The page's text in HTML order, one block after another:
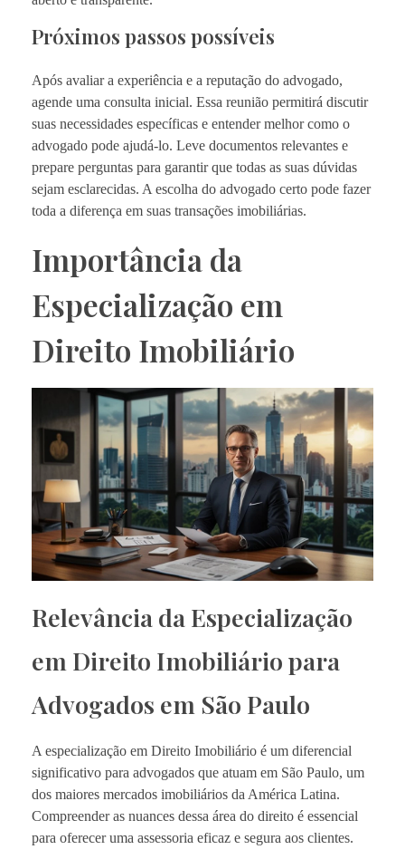
Próximos passos possíveis
Após avaliar a experiência e a reputação do advogado,
agende uma consulta inicial. Essa reunião permitirá discutir
suas necessidades específicas e entender melhor como o
advogado pode ajudá-lo. Leve documentos relevantes e
prepare perguntas para garantir que todas as suas dúvidas
sejam esclarecidas. A escolha do advogado certo pode fazer
toda a diferença em suas transações imobiliárias.
Importância da
Especialização em
Direito Imobiliário
Relevância da Especialização
em Direito Imobiliário para
Advogados em São Paulo
A especialização em Direito Imobiliário é um diferencial
significativo para advogados que atuam em São Paulo, um
dos maiores mercados imobiliários da América Latina.
Compreender as nuances dessa área do direito é essencial
para oferecer uma assessoria eficaz e segura aos clientes.